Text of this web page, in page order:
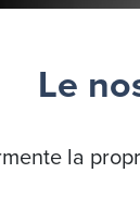
Le
la